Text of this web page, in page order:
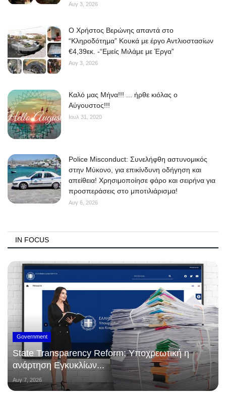
Αυγ 3, 2026
O Χρήστος Βερώνης απαντά στο
“Κληροδότημα” Κουκά με έργο Αντλιοστασίων
€4,39εκ. -“Εμείς Μιλάμε με Έργα”
Αυγ 3, 2026
Kαλό μας Μήνα!!! ... ήρθε κιόλας ο
Αύγουστος!!!
Ιουλ 31, 2020
Police Misconduct: Συνελήφθη αστυνομικός
στην Μύκονο, για επικίνδυνη οδήγηση και
απείθεια! Χρησιμοποίησε φάρο και σειρήνα για
προσπεράσεις στο μποτιλιάρισμα!
Αυγ 6, 2026
IN FOCUS
Government
State Transparency Reform: Υποχρεωτική η
ανάρτηση Εγκυκλίων...
Αυγ 7, 2026